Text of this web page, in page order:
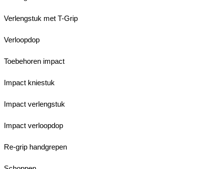
Verlengstuk met T-Grip
Verloopdop
Toebehoren impact
Impact kniestuk
Impact verlengstuk
Impact verloopdop
Re-grip handgrepen